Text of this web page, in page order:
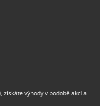
výhody v podobě akcí a